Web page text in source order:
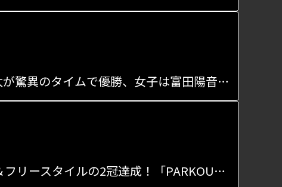
「パルクールネクストジェン」スピードは男子の石田英太が驚異のタイムで優勝、女子は富田陽音が優勝
パルクール日本一決定戦、16歳石田英太がスピードラン＆フリースタイルの2冠達成！「PARKOUR TOP OF JAPAN YOKOSUKA 2024」が開催